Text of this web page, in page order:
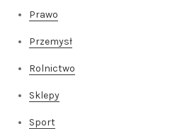
Prawo
Przemysł
Rolnictwo
Sklepy
Sport